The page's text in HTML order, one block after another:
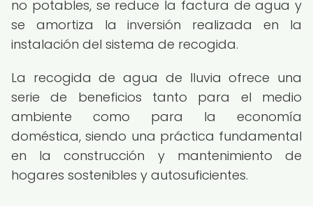
no potables, se reduce la factura de agua y
se amortiza la inversión realizada en la
instalación del sistema de recogida.
La recogida de agua de lluvia ofrece una
serie de beneficios tanto para el medio
ambiente como para la economía
doméstica, siendo una práctica fundamental
en la construcción y mantenimiento de
hogares sostenibles y autosuficientes.